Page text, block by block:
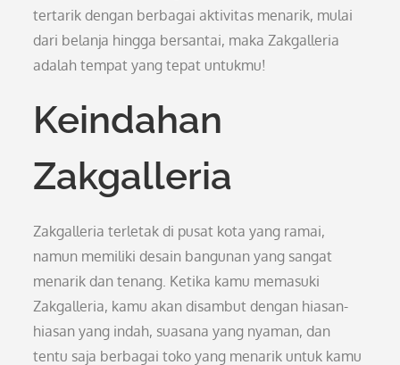
tertarik dengan berbagai aktivitas menarik, mulai
dari belanja hingga bersantai, maka Zakgalleria
adalah tempat yang tepat untukmu!
Keindahan
Zakgalleria
Zakgalleria terletak di pusat kota yang ramai,
namun memiliki desain bangunan yang sangat
menarik dan tenang. Ketika kamu memasuki
Zakgalleria, kamu akan disambut dengan hiasan-
hiasan yang indah, suasana yang nyaman, dan
tentu saja berbagai toko yang menarik untuk kamu